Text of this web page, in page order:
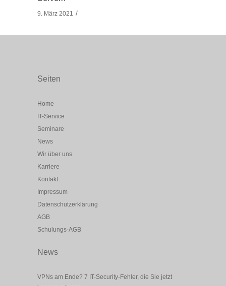
9. März 2021
Seiten
Home
IT-Service
Seminare
News
Wir über uns
Karriere
Kontakt
Impressum
Datenschutzerklärung
AGB
Schulungs-AGB
News
VPNs am Ende? 7 IT-Security-Fehler, die Sie jetzt